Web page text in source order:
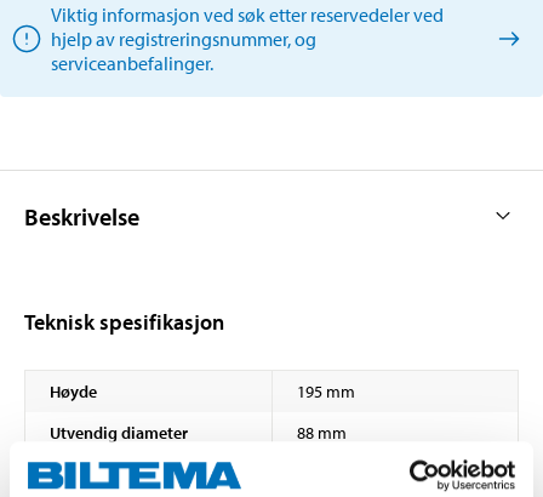
Viktig informasjon ved søk etter reservedeler ved
hjelp av registreringsnummer, og
serviceanbefalinger.
Beskrivelse
Teknisk spesifikasjon
Høyde
195 mm
Utvendig diameter
88 mm
Diameter
10/10 mm (innløp/utløp)